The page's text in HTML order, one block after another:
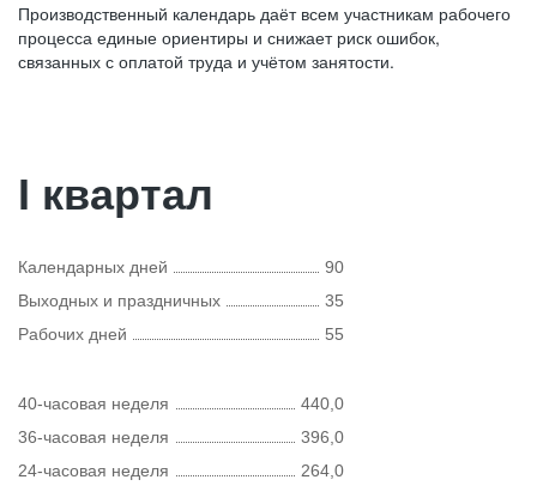
Производственный календарь даёт всем участникам рабочего
процесса единые ориентиры и снижает риск ошибок,
связанных с оплатой труда и учётом занятости.
I квартал
Календарных дней
90
Выходных и праздничных
35
Рабочих дней
55
40-часовая неделя
440,0
36-часовая неделя
396,0
24-часовая неделя
264,0